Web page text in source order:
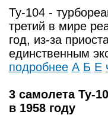
Ту-104 -
третий в мире
год, из-за
единственным
подробнее А Б Е
3 самолета Ту-
в 1958 году